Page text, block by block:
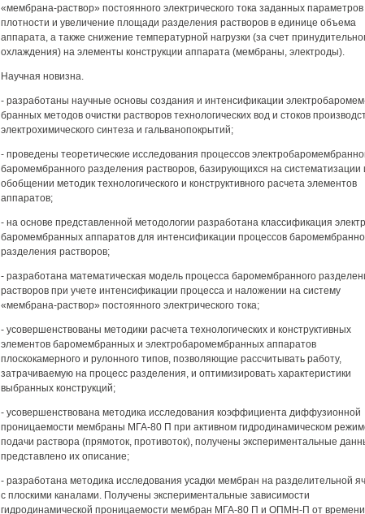
«мембрана-раствор» постоянного электрического тока заданных параметров
плотности и увеличение площади разделения растворов в единице объема
аппарата, а также снижение температурной нагрузки (за счет
охлаждения) на элементы конструкции аппарата (мембраны, электроды).
Научная новизна.
- разработаны научные основы создания и интенсификации
бранных методов очистки растворов технологических вод и стоков
электрохимического синтеза и гальванопокрытий;
- проведены теоретические исследования процессов
баромембранного разделения растворов, базирующихся на систематизации
обобщении методик технологического и конструктивного расчета элементов
аппаратов;
- на основе представленной методологии разработана классификация
баромембранных аппаратов для интенсификации процессов
разделения растворов;
- разработана математическая модель процесса баромембранного
растворов при учете интенсификации процесса и наложении на систему
«мембрана-раствор» постоянного электрического тока;
- усовершенствованы методики расчета технологических и конструктивных
элементов баромембранных и электробаромембранных аппаратов
плоскокамерного и рулонного типов, позволяющие рассчитывать работу,
затрачиваемую на процесс разделения, и оптимизировать характеристики
выбранных конструкций;
- усовершенствована методика исследования коэффициента диффузионной
проницаемости мембраны МГА-80 П при активном гидродинамическом
подачи раствора (прямоток, противоток), получены экспериментальные
представлено их описание;
- разработана методика исследования усадки мембран на разделительной
с плоскими каналами. Получены экспериментальные зависимости
гидродинамической проницаемости мембран МГА-80 П и ОПМН-П от времени